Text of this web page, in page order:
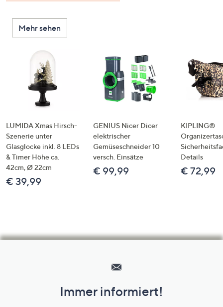
Mehr sehen
LUMIDA Xmas Hirsch-
Szenerie unter
Glasglocke inkl. 8 LEDs
& Timer Höhe ca.
42cm, Ø 22cm
€ 39,99
GENIUS Nicer Dicer
elektrischer
Gemüseschneider 10
versch. Einsätze
€ 99,99
KIPLING®
Details
€ 72,99
Unternehmensinformationen
Immer informiert!